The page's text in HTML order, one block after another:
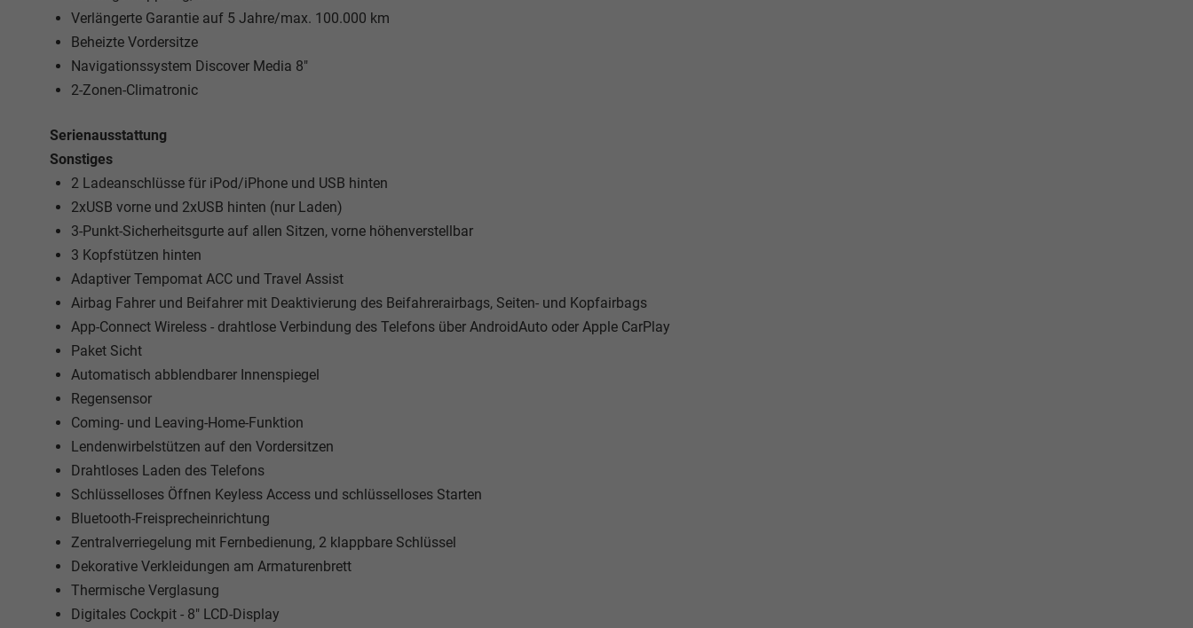
Verlängerte Garantie auf 5 Jahre/max. 100.000 km
Beheizte Vordersitze
Navigationssystem Discover Media 8"
2-Zonen-Climatronic
Serienausstattung
Sonstiges
2 Ladeanschlüsse für iPod/iPhone und USB hinten
2xUSB vorne und 2xUSB hinten (nur Laden)
3-Punkt-Sicherheitsgurte auf allen Sitzen, vorne höhenverstellbar
3 Kopfstützen hinten
Adaptiver Tempomat ACC und Travel Assist
Airbag Fahrer und Beifahrer mit Deaktivierung des Beifahrerairbags, Seiten- und Kopfairbags
App-Connect Wireless - drahtlose Verbindung des Telefons über AndroidAuto oder Apple CarPlay
Paket Sicht
Automatisch abblendbarer Innenspiegel
Regensensor
Coming- und Leaving-Home-Funktion
Lendenwirbelstützen auf den Vordersitzen
Drahtloses Laden des Telefons
Schlüsselloses Öffnen Keyless Access und schlüsselloses Starten
Bluetooth-Freisprecheinrichtung
Zentralverriegelung mit Fernbedienung, 2 klappbare Schlüssel
Dekorative Verkleidungen am Armaturenbrett
Thermische Verglasung
Digitales Cockpit - 8" LCD-Display